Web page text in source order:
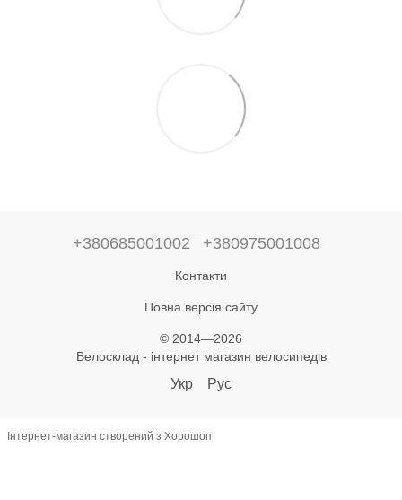
+380685001002 +380975001008
Контакти
Повна версія сайту
© 2014—2026
Велосклад - інтернет магазин велосипедів
Укр Рус
Інтернет-магазин створений з Хорошоп